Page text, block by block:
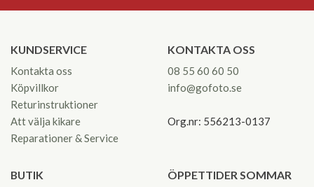
KUNDSERVICE
Kontakta oss
Köpvillkor
Returinstruktioner
Att välja kikare
Reparationer & Service
KONTAKTA OSS
08 55 60 60 50
info@gofoto.se
Org.nr: 556213-0137
BUTIK ÖPPETTIDER SOMMAR